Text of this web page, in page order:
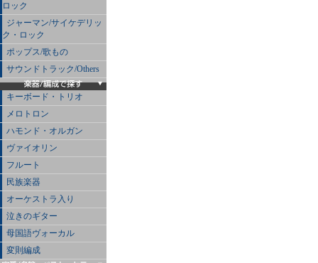
ロック
ジャーマン/サイケデリッ
ク・ロック
ポップス/歌もの
サウンドトラック/Others
キーボード・トリオ
メロトロン
ハモンド・オルガン
ヴァイオリン
フルート
民族楽器
オーケストラ入り
泣きのギター
母国語ヴォーカル
変則編成